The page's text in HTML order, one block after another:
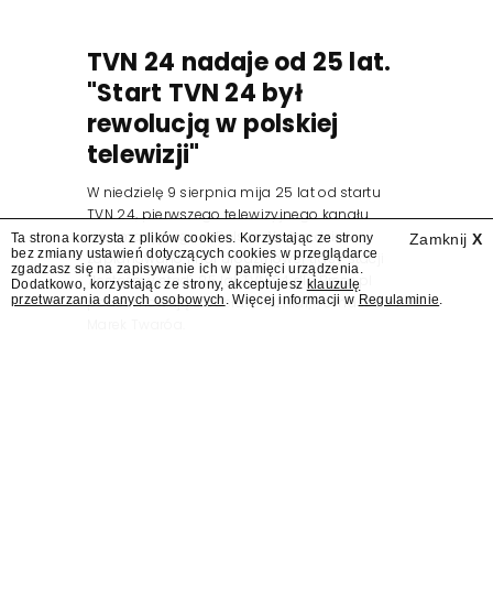
TVN 24 nadaje od 25 lat.
"Start TVN 24 był
rewolucją w polskiej
telewizji"
W niedzielę 9 sierpnia mija 25 lat od startu
TVN 24, pierwszego telewizyjnego kanału
informacyjnego w Polsce. Na ten dzień
zaplanowano finał urodzinowej trasy stacji
"Jesteśmy stąd". 25 lat TVN 24 dla Press.pl
podsumowują Jarosław Kuźniar, Tomasz Lis i
Zamknij X
Ta strona korzysta z plików cookies. Korzystając ze strony
bez zmiany ustawień dotyczących cookies w przeglądarce
zgadzasz się na zapisywanie ich w pamięci urządzenia.
Dodatkowo, korzystając ze strony, akceptujesz klauzulę
przetwarzania danych osobowych . Więcej informacji w Regulaminie.